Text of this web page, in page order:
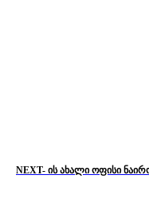
NEXT- ის ახალი ოფისი